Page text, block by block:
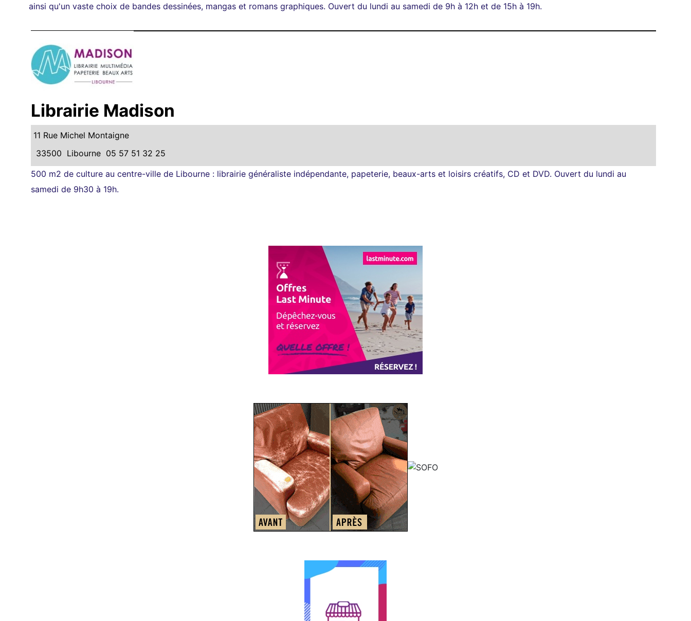
ainsi qu'un vaste choix de bandes dessinées, mangas et romans graphiques. Ouvert du lundi au samedi de 9h à 12h et de 15h à 19h.
Librairie Madison
11 Rue Michel Montaigne
33500 Libourne 05 57 51 32 25
500 m2 de culture au centre-ville de Libourne : librairie généraliste indépendante, papeterie, beaux-arts et loisirs créatifs, CD et DVD. Ouvert du lundi au
samedi de 9h30 à 19h.